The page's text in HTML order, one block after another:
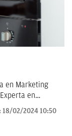
en Marketing
en
y Lotería de
18/02/2024 10:50